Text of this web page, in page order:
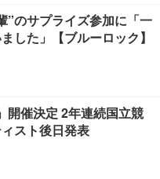
”のサプライズ参加に「一
した」【ブルーロック】
開催決定 2年連続国立競
スト後日発表